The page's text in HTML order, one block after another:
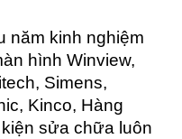
năm kinh nghiệm
hình Winview,
Simens,
Kinco, Hàng
sửa chữa luôn